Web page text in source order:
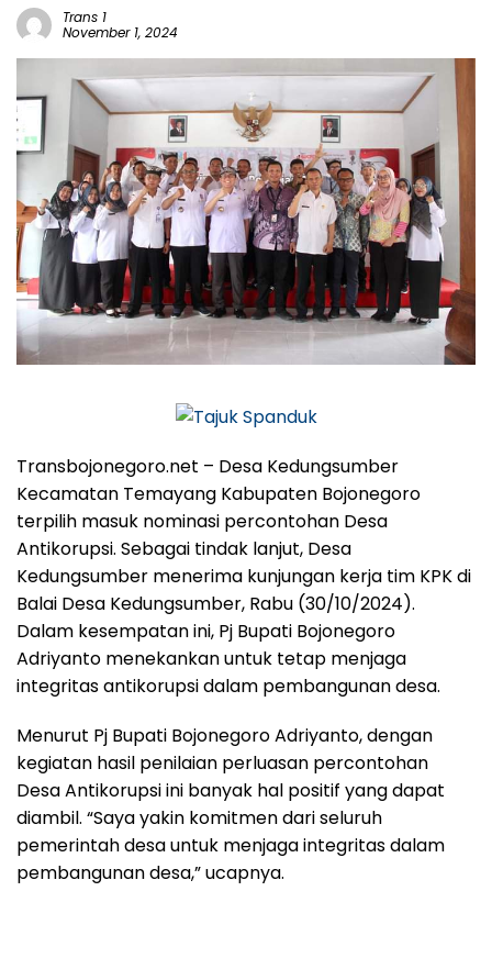
Trans 1
November 1, 2024
Transbojonegoro.net – Desa Kedungsumber
Kecamatan Temayang Kabupaten Bojonegoro
terpilih masuk nominasi percontohan Desa
Antikorupsi. Sebagai tindak lanjut, Desa
Kedungsumber menerima kunjungan kerja tim KPK di
Balai Desa Kedungsumber, Rabu (30/10/2024).
Dalam kesempatan ini, Pj Bupati Bojonegoro
Adriyanto menekankan untuk tetap menjaga
integritas antikorupsi dalam pembangunan desa.
Menurut Pj Bupati Bojonegoro Adriyanto, dengan
kegiatan hasil penilaian perluasan percontohan
Desa Antikorupsi ini banyak hal positif yang dapat
diambil. “Saya yakin komitmen dari seluruh
pemerintah desa untuk menjaga integritas dalam
pembangunan desa,” ucapnya.